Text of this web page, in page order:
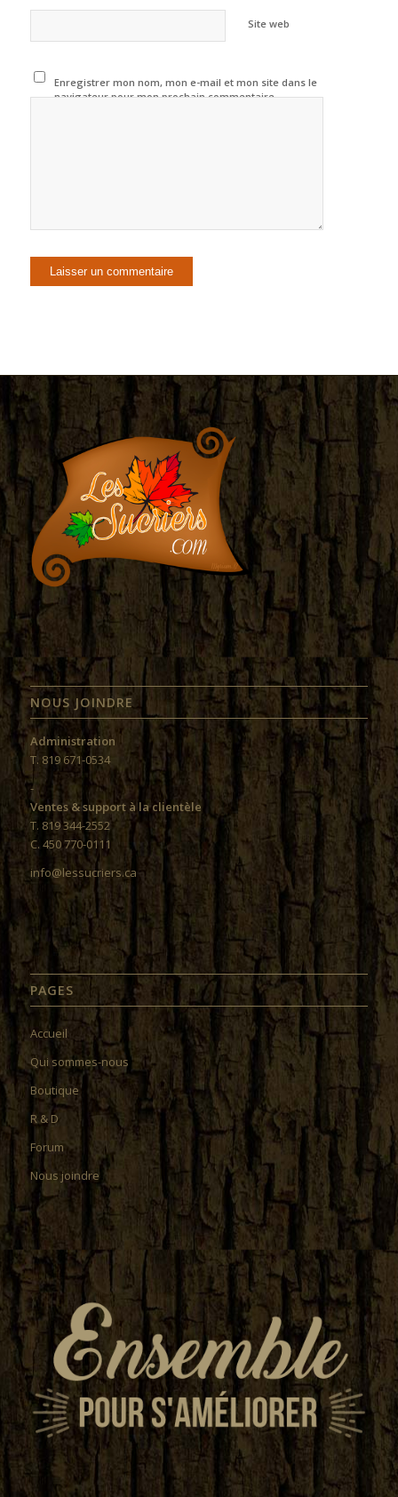
Site web
Enregistrer mon nom, mon e-mail et mon site dans le
navigateur pour mon prochain commentaire.
NOUS JOINDRE
Administration
T. 819 671-0534
-
Ventes & support à la clientèle
T. 819 344-2552
C. 450 770-0111
info@lessucriers.ca
PAGES
Accueil
Qui sommes-nous
Boutique
R & D
Forum
Nous joindre